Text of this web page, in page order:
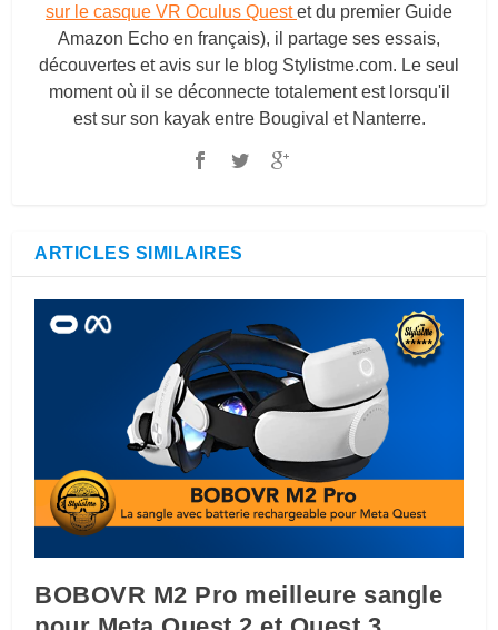
sur le casque VR Oculus Questet du premier Guide
Amazon Echo en français), il partage ses essais,
découvertes et avis sur le blog Stylistme.com. Le seul
moment où il se déconnecte totalement est lorsqu'il
est sur son kayak entre Bougival et Nanterre.
ARTICLES SIMILAIRES
BOBOVR M2 Pro meilleure sangle